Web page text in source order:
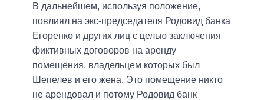
В дальнейшем, используя положение,
повлиял на экс-председателя Родовид банка
Егоренко и других лиц с целью заключения
фиктивных договоров на аренду
помещения, владельцем которых был
Шепелев и его жена. Это помещение никто
не арендовал и потому Родовид банк